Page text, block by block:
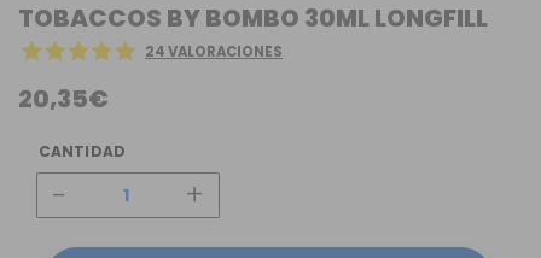
TOBACCOS BY BOMBO 30ML LONGFILL
24 VALORACIONES
20,35€
CANTIDAD
- +